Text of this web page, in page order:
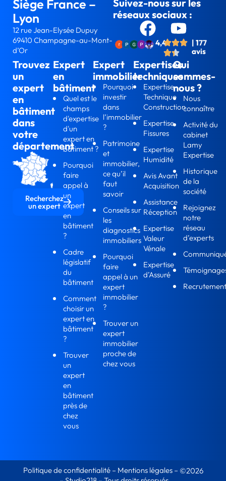
Siège France –
Lyon
12 rue Jean-Elysée Dupuy
69410 Champagne-au-Mont-
d’Or
Suivez-nous sur les
réseaux sociaux :
4,4
| 177
avis
Expert
en
bâtiment
Quel est le
champs
d'expertise
d'un
expert en
bâtiment ?
Pourquoi
faire
appel à
un
expert
en
bâtiment
?
Cadre
législatif
du
bâtiment
Comment
choisir un
expert en
bâtiment
?
Trouver
un
expert
en
bâtiment
près de
chez
vous
Expert
immobilier
Pourquoi
investir
dans
l’immobilier
?
Patrimoine
et
immobilier,
ce qu’il
faut
savoir
Conseils sur
les
diagnostics
immobiliers
Pourquoi
faire
appel à un
expert
immobilier
?
Trouver un
expert
immobilier
proche de
chez vous
Expertises
techniques
Expertise
Technique
Construction
Expertise
Fissures
Expertise
Humidité
Avis Avant
Acquisition
Assistance
Réception
Expertise
Valeur
Vénale
Expertise
d’Assuré
Qui
sommes-
nous ?
Nous
connaître
Activité du
cabinet
Lamy
Expertise
Historique
de la
société
Rejoignez
notre
réseau
d’experts
Trouvez
un
expert
en
bâtiment
dans
votre
département
Recherchez
un expert
Politique de confidentialité – Mentions légales– ©2026